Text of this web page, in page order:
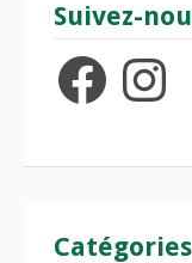
Suivez-
FacebookInstagram
Catégories